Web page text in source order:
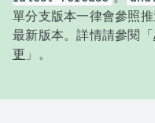
單分支版本一律會參照
最新版本。詳情請參閱「
更 」。